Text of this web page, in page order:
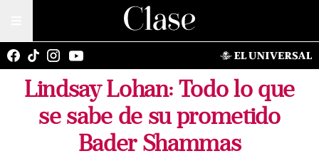
Lindsay Lohan: Todo lo que
se sabe de su prometido
Bader Shammas